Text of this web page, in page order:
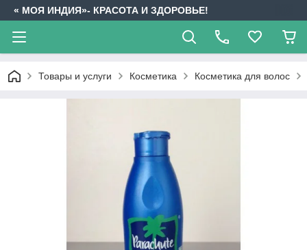
« МОЯ ИНДИЯ»- КРАСОТА И ЗДОРОВЬЕ!
Товары и услуги Косметика Косметика для волос